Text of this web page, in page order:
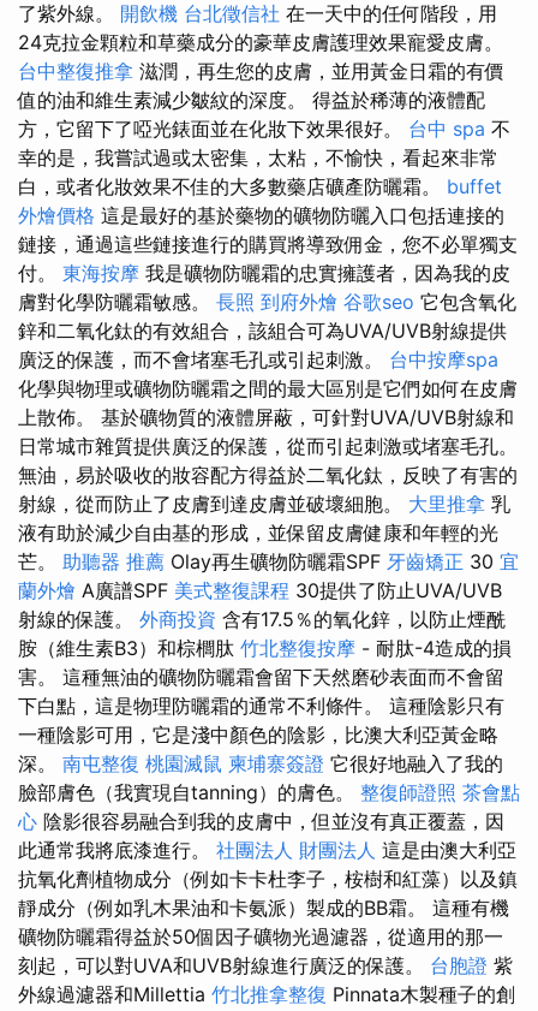
了紫外線。 開飲機 台北徵信社 在一天中的任何階段，用
24克拉金顆粒和草藥成分的豪華皮膚護理效果寵愛皮膚。
台中整復推拿 滋潤，再生您的皮膚，並用黃金日霜的有價
值的油和維生素減少皺紋的深度。 得益於稀薄的液體配
方，它留下了啞光錶面並在化妝下效果很好。 台中 spa 不
幸的是，我嘗試過或太密集，太粘，不愉快，看起來非常
白，或者化妝效果不佳的大多數藥店礦產防曬霜。 buffet
外燴價格 這是最好的基於藥物的礦物防曬入口包括連接的
鏈接，通過這些鏈接進行的購買將導致佣金，您不必單獨支
付。 東海按摩 我是礦物防曬霜的忠實擁護者，因為我的皮
膚對化學防曬霜敏感。 長照 到府外燴 谷歌seo 它包含氧化
鋅和二氧化鈦的有效組合，該組合可為UVA/UVB射線提供
廣泛的保護，而不會堵塞毛孔或引起刺激。 台中按摩spa
化學與物理或礦物防曬霜之間的最大區別是它們如何在皮膚
上散佈。 基於礦物質的液體屏蔽，可針對UVA/UVB射線和
日常城市雜質提供廣泛的保護，從而引起刺激或堵塞毛孔。
無油，易於吸收的妝容配方得益於二氧化鈦，反映了有害的
射線，從而防止了皮膚到達皮膚並破壞細胞。 大里推拿 乳
液有助於減少自由基的形成，並保留皮膚健康和年輕的光
芒。 助聽器 推薦 Olay再生礦物防曬霜SPF 牙齒矯正 30 宜
蘭外燴 A廣譜SPF 美式整復課程 30提供了防止UVA/UVB
射線的保護。 外商投資 含有17.5％的氧化鋅，以防止煙酰
胺（維生素B3）和棕櫚肽 竹北整復按摩 - 耐肽-4造成的損
害。 這種無油的礦物防曬霜會留下天然磨砂表面而不會留
下白點，這是物理防曬霜的通常不利條件。 這種陰影只有
一種陰影可用，它是淺中顏色的陰影，比澳大利亞黃金略
深。 南屯整復 桃園滅鼠 柬埔寨簽證 它很好地融入了我的
臉部膚色（我實現自tanning）的膚色。 整復師證照 茶會點
心 陰影很容易融合到我的皮膚中，但並沒有真正覆蓋，因
此通常我將底漆進行。 社團法人 財團法人 這是由澳大利亞
抗氧化劑植物成分（例如卡卡杜李子，桉樹和紅藻）以及鎮
靜成分（例如乳木果油和卡氨派）製成的BB霜。 這種有機
礦物防曬霜得益於50個因子礦物光過濾器，從適用的那一
刻起，可以對UVA和UVB射線進行廣泛的保護。 台胞證 紫
外線過濾器和Millettia 竹北推拿整復 Pinnata木製種子的創